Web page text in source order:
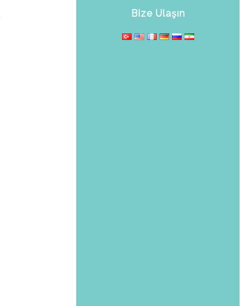
Bize Ulaşın